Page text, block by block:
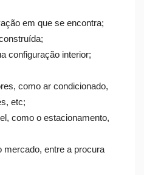
em que se encontra;
configuração interior;
como ar condicionado,
etc;
como o estacionamento,
mercado, entre a procura